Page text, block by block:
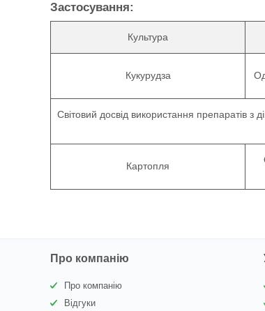
Застосування:
Культура
Кукурудза
Світовий досвід використання препаратів
Картопля
Про компанію
Про компанію
Відгуки